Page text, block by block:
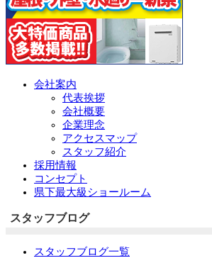
会社案内
代表挨拶
会社概要
企業理念
アクセスマップ
スタッフ紹介
採用情報
コンセプト
県下最大級ショールーム
スタッフブログ
スタッフブログ一覧